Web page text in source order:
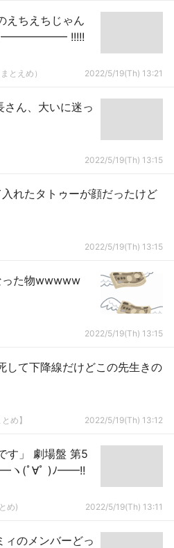
えちえちじゃん
!!!!!
とえめ） 2022/5/19(Th) 13:21
さん、大いに迷っ
2022/5/19(Th) 13:15
入れたタトゥーが顔だったけど
2022/5/19(Th) 13:15
った物wwwww
2022/5/19(Th) 13:15
して下降線だけどこの先生きの
め】 2022/5/19(Th) 13:12
す」 劇場盤 第5
ヽ(ﾟ∀ﾟ )ﾉ━━!!
め) 2022/5/19(Th) 13:11
ィのメンバーどっ